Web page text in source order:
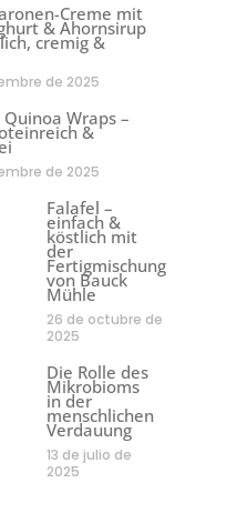
Creme mit
& Ahornsirup
cremig &
de 2025
Quinoa Wraps –
&
de 2025
Falafel –
einfach &
köstlich mit
der
Fertigmischung
von Bauck
Mühle
26 de octubre de
2025
Die Rolle des
Mikrobioms
in der
menschlichen
Verdauung
13 de julio de
2025